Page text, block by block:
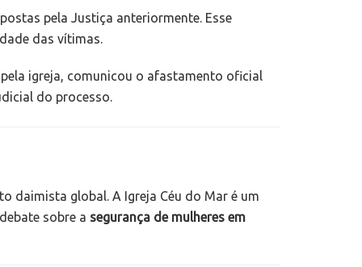
pela Justiça anteriormente. Esse
das vítimas.
igreja, comunicou o afastamento oficial
do processo.
daimista global. A Igreja Céu do Mar é um
sobre a segurança de mulheres em